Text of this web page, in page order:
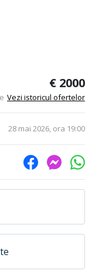
€ 2000
Vezi istoricul ofertelor
28 mai 2026, ora 19:00